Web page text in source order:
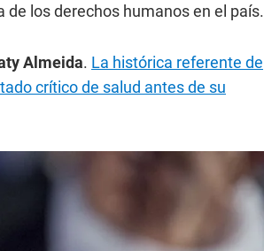
los derechos humanos en el país.
Almeida. La histórica referente de
crítico de salud antes de su